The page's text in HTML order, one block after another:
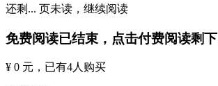
还剩 ... 页未读， 继续阅读
免费阅读已结束，点击付费阅读剩下
¥ 0 元 ，已有4人购买